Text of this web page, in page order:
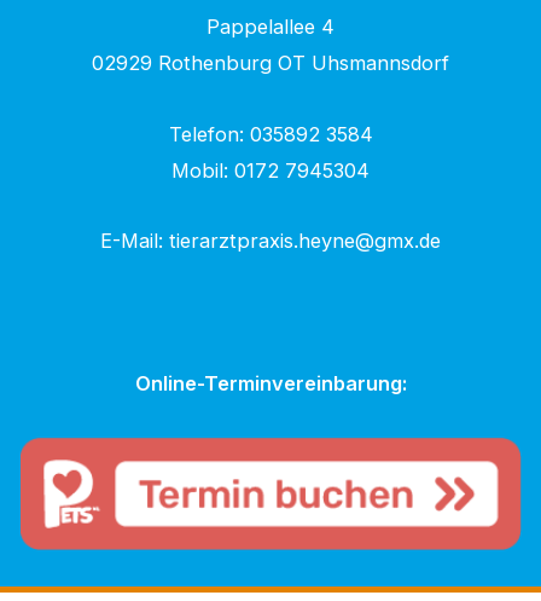
Pappelallee 4
02929 Rothenburg OT Uhsmannsdorf
Telefon: 035892 3584
Mobil: 0172 7945304
E-Mail: tierarztpraxis.heyne@gmx.de
Online-Terminvereinbarung: